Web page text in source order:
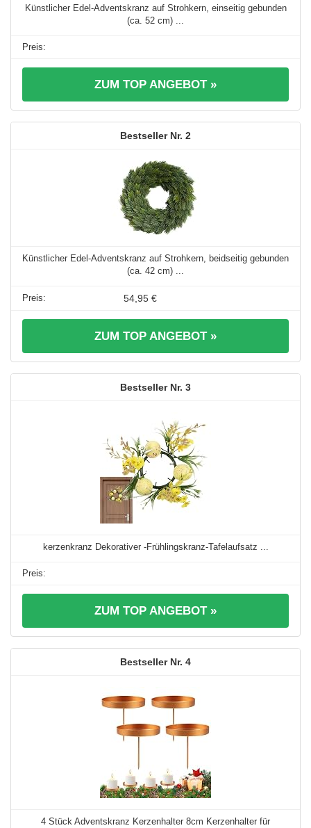
Künstlicher Edel-Adventskranz auf Strohkern, einseitig gebunden
(ca. 52 cm) ...
ZUM TOP ANGEBOT »
2
Künstlicher Edel-Adventskranz auf Strohkern, beidseitig gebunden
(ca. 42 cm) ...
54,95 €
ZUM TOP ANGEBOT »
3
kerzenkranz Dekorativer -Frühlingskranz-Tafelaufsatz ...
ZUM TOP ANGEBOT »
4
4 Stück Adventskranz Kerzenhalter 8cm Kerzenhalter für